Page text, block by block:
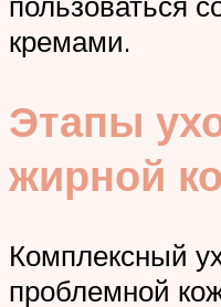
кремами.
Этапы
жирной
Комплексный
проблемной